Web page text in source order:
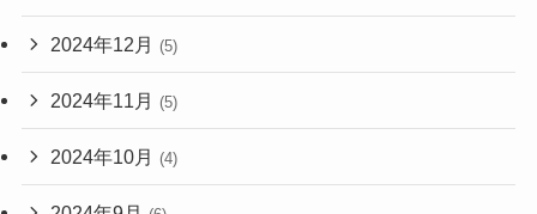
2024年12月 (5)
2024年11月 (5)
2024年10月 (4)